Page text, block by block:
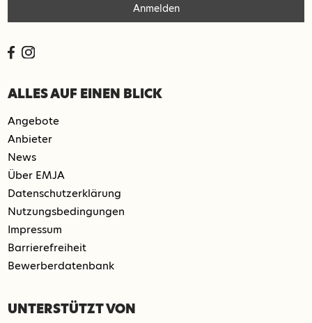
UNTERSTÜTZT VON
ALLES AUF EINEN BLICK
Angebote
Anbieter
News
Über EMJA
Datenschutzerklärung
Nutzungsbedingungen
Impressum
Barrierefreiheit
Bewerberdatenbank